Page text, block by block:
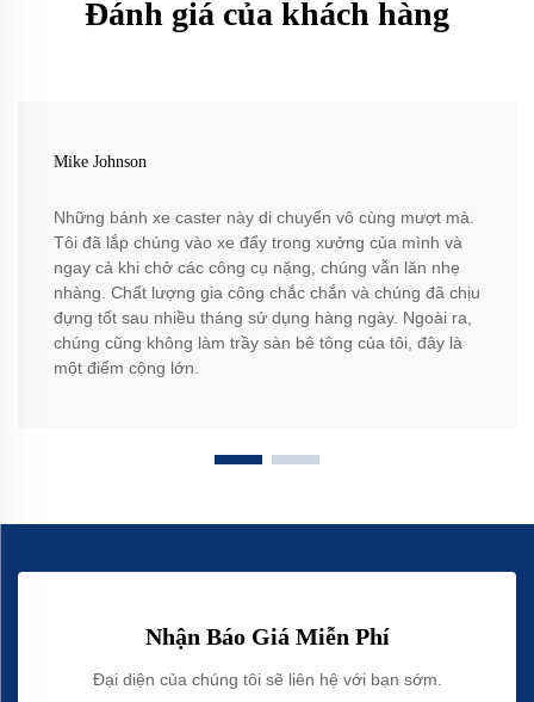
Đánh giá của khách hàng
Mike Johnson
Những bánh xe caster này di chuyển vô cùng mượt mà.
Tôi đã lắp chúng vào xe đẩy trong xưởng của mình và
ngay cả khi chở các công cụ nặng, chúng vẫn lăn nhẹ
nhàng. Chất lượng gia công chắc chắn và chúng đã chịu
đựng tốt sau nhiều tháng sử dụng hàng ngày. Ngoài ra,
chúng cũng không làm trầy sàn bê tông của tôi, đây là
một điểm cộng lớn.
Nhận Báo Giá Miễn Phí
Đại diện của chúng tôi sẽ liên hệ với bạn sớm.